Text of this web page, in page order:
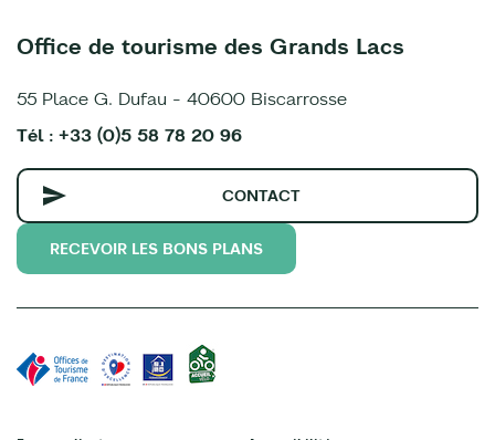
Office de tourisme des Grands Lacs
55 Place G. Dufau - 40600 Biscarrosse
Tél : +33 (0)5 58 78 20 96
CONTACT
RECEVOIR LES BONS PLANS